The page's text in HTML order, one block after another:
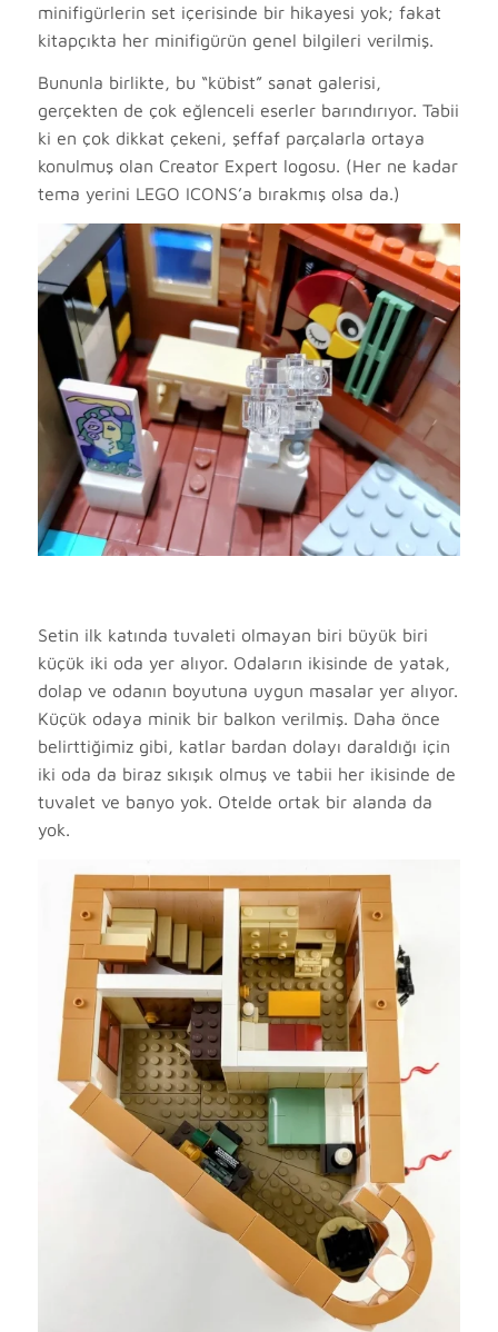
minifigürlerin set içerisinde bir hikayesi yok; fakat
kitapçıkta her minifigürün genel bilgileri verilmiş.
Bununla birlikte, bu “kübist” sanat galerisi,
gerçekten de çok eğlenceli eserler barındırıyor. Tabii
ki en çok dikkat çekeni, şeffaf parçalarla ortaya
konulmuş olan Creator Expert logosu. (Her ne kadar
tema yerini LEGO ICONS’a bırakmış olsa da.)
Setin ilk katında tuvaleti olmayan biri büyük biri
küçük iki oda yer alıyor. Odaların ikisinde de yatak,
dolap ve odanın boyutuna uygun masalar yer alıyor.
Küçük odaya minik bir balkon verilmiş. Daha önce
belirttiğimiz gibi, katlar bardan dolayı daraldığı için
iki oda da biraz sıkışık olmuş ve tabii her ikisinde de
tuvalet ve banyo yok. Otelde ortak bir alanda da
yok.